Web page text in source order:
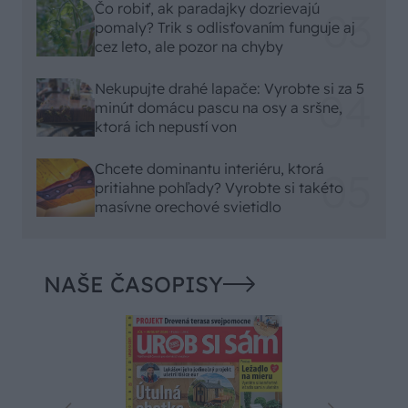
Čo robiť, ak paradajky dozrievajú
pomaly? Trik s odlisťovaním funguje aj
cez leto, ale pozor na chyby
Nekupujte drahé lapače: Vyrobte si za 5
minút domácu pascu na osy a sršne,
ktorá ich nepustí von
Chcete dominantu interiéru, ktorá
pritiahne pohľady? Vyrobte si takéto
masívne orechové svietidlo
NAŠE ČASOPISY